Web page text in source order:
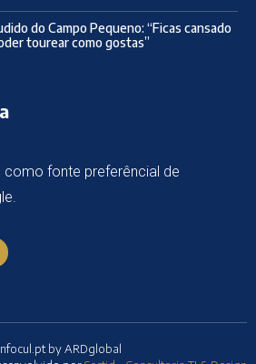
do Campo Pequeno: “Ficas cansado
tourear como gostas”
como fonte preferêncial de
by ARDglobal